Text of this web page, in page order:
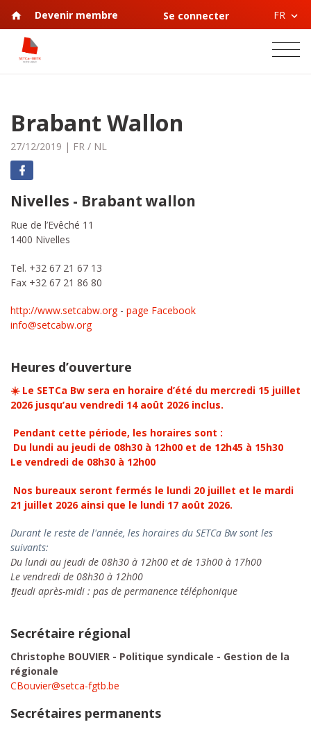
Devenir membre Se connecter FR
Brabant Wallon
27/12/2019 | FR / NL
Nivelles - Brabant wallon
Rue de l’Evêché 11
1400 Nivelles
Tel. +32 67 21 67 13
Fax +32 67 21 86 80
http://www.setcabw.org- page Facebook
info@setcabw.org
Heures d’ouverture
☀️ Le SETCa Bw sera en horaire d’été du mercredi 15 juillet
2026 jusqu’au vendredi 14 août 2026 inclus.
Pendant cette période, les horaires sont :
Du lundi au jeudi de 08h30 à 12h00 et de 12h45 à 15h30
Le vendredi de 08h30 à 12h00
Nos bureaux seront fermés le lundi 20 juillet et le mardi
21 juillet 2026 ainsi que le lundi 17 août 2026.
Durant le reste de l'année, les horaires du SETCa Bw sont les
suivants:
Du lundi au jeudi de 08h30 à 12h00 et de 13h00 à 17h00
Le vendredi de 08h30 à 12h00
❗Jeudi après-midi : pas de permanence téléphonique
Secrétaire régional
Christophe BOUVIER - Politique syndicale - Gestion de la
régionale
CBouvier@setca-fgtb.be
Secrétaires permanents